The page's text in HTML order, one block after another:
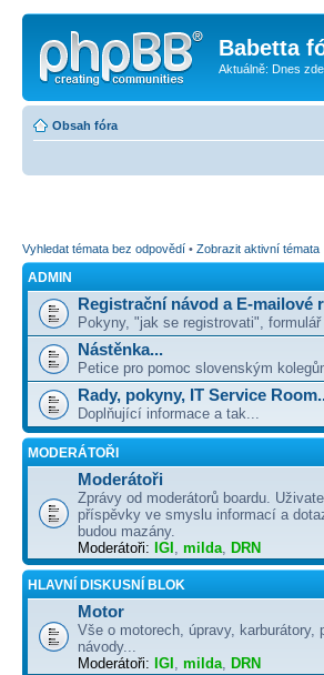
Babetta
Aktuálně: Dnes
Obsah fóra
Vyhledat témata bez odpovědí • Zobrazit aktivní témata
ADMIN
Registrační návod a E-mailové
Pokyny, "jak se registrovati",
Nástěnka...
Petice pro pomoc slovenským
Rady, pokyny, IT Service
Doplňující informace a tak...
MODERÁTOŘI
Moderátoři
Zprávy od moderátorů boardu.
příspěvky ve smyslu informací a
budou mazány.
Moderátoři: IGI , milda, DRN
HLAVNÍ DISKUSNÍ BLOK
Motor
Vše o motorech, úpravy,
návody...
Moderátoři: IGI , milda, DRN